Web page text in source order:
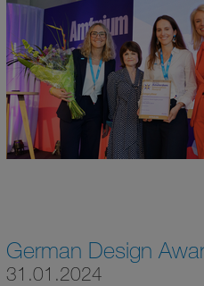
German Design
31.01.2024